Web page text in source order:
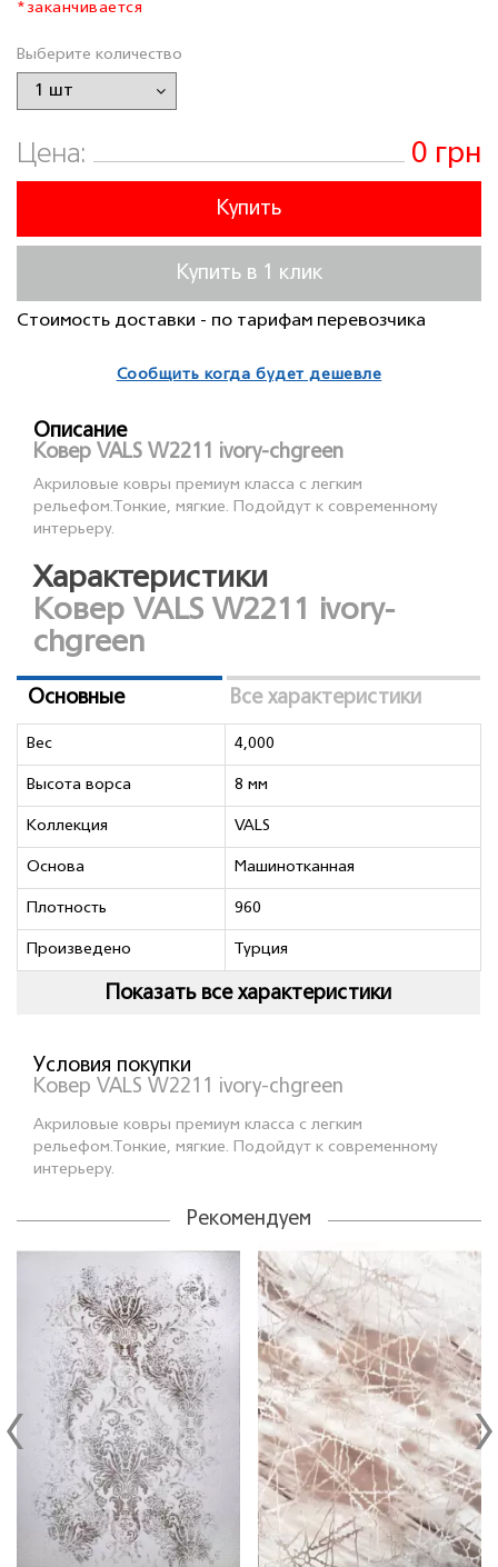
*заканчивается
Выберите количество
Цена: 0 грн
Купить
Купить в 1 клик
Стоимость доставки - по тарифам перевозчика
Сообщить когда будет дешевле
Описание
Ковер VALS W2211 ivory-chgreen
Акриловые ковры премиум класса с легким
рельефом.Тонкие, мягкие. Подойдут к современному
интерьеру.
Характеристики
Ковер VALS W2211 ivory-
chgreen
Основные Все характеристики
Вес 4,000
Высота ворса 8 мм
Коллекция VALS
Основа Машинотканная
Плотность 960
Произведено Турция
Показать все характеристики
Условия покупки
Ковер VALS W2211 ivory-chgreen
Акриловые ковры премиум класса с легким
рельефом.Тонкие, мягкие. Подойдут к современному
интерьеру.
Рекомендуем